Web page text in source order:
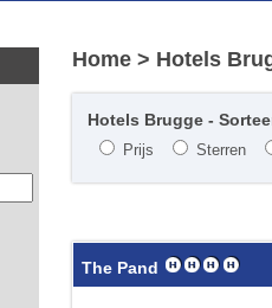
Home> Hotels
Hotels Brugge -
Prijs Sterren
The Pand